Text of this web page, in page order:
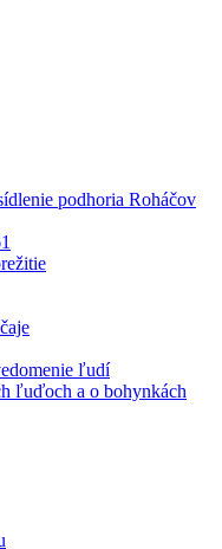
podhoria Roháčov
ľudí
ľuďoch a o bohynkách